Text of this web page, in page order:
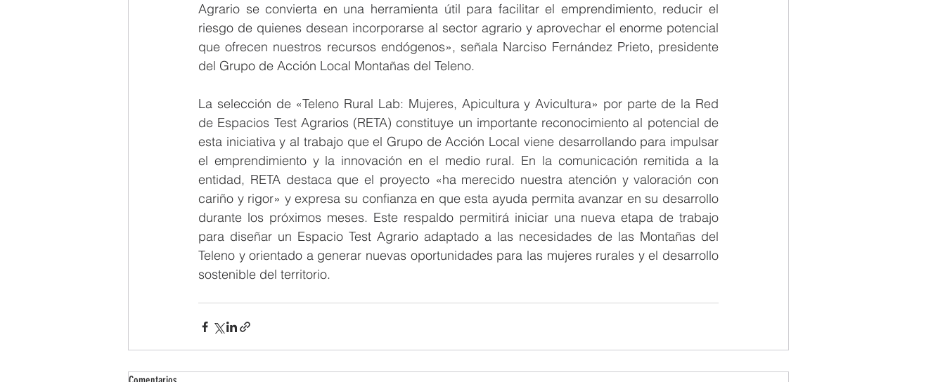
Agrario se convierta en una herramienta útil para facilitar el emprendimiento, reducir el
riesgo de quienes desean incorporarse al sector agrario y aprovechar el enorme potencial
que ofrecen nuestros recursos endógenos», señala Narciso Fernández Prieto, presidente
del Grupo de Acción Local Montañas del Teleno.
La selección de «Teleno Rural Lab: Mujeres, Apicultura y Avicultura» por parte de la Red
de Espacios Test Agrarios (RETA) constituye un importante reconocimiento al potencial de
esta iniciativa y al trabajo que el Grupo de Acción Local viene desarrollando para impulsar
el emprendimiento y la innovación en el medio rural. En la comunicación remitida a la
entidad, RETA destaca que el proyecto «ha merecido nuestra atención y valoración con
cariño y rigor» y expresa su confianza en que esta ayuda permita avanzar en su desarrollo
durante los próximos meses. Este respaldo permitirá iniciar una nueva etapa de trabajo
para diseñar un Espacio Test Agrario adaptado a las necesidades de las Montañas del
Teleno y orientado a generar nuevas oportunidades para las mujeres rurales y el desarrollo
sostenible del territorio.